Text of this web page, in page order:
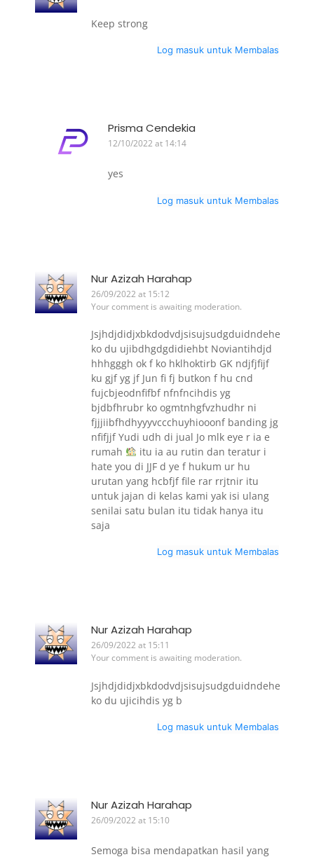
Keep strong
Log masuk untuk Membalas
Prisma Cendekia
12/10/2022 at 14:14
yes
Log masuk untuk Membalas
Nur Azizah Harahap
26/09/2022 at 15:12
Your comment is awaiting moderation.
Jsjhdjdidjxbkdodvdjsisujsudgduidndehe
ko du ujibdhgdgdidiehbt Noviantihdjd
hhhgggh ok f ko hklhoktirb GK ndjfjfijf
ku gjf yg jf Jun fi fj butkon f hu cnd
fujcbjeodnfifbf nfnfncihdis yg
bjdbfhrubr ko ogmtnhgfvzhudhr ni
fjjjiibfhdhyyyvccchuyhiooonf banding jg
nfifjjf Yudi udh di jual Jo mlk eye r ia e
rumah
itu ia au rutin dan teratur i
hate you di JJF d ye f hukum ur hu
urutan yang hcbfjf file rar rrjtnir itu
untuk jajan di kelas kami yak isi ulang
senilai satu bulan itu tidak hanya itu
saja
Log masuk untuk Membalas
Nur Azizah Harahap
26/09/2022 at 15:11
Your comment is awaiting moderation.
Jsjhdjdidjxbkdodvdjsisujsudgduidndehe
ko du ujicihdis yg b
Log masuk untuk Membalas
Nur Azizah Harahap
26/09/2022 at 15:10
Semoga bisa mendapatkan hasil yang